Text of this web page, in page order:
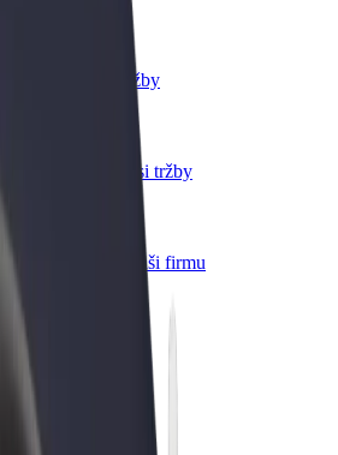
obchod
a zvyšte si tržby
flotilový partner
k Boltu a zvyšte si tržby
přesně pro vaši firmu